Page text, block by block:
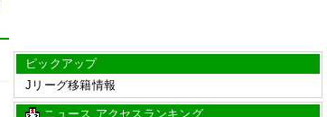
ピックアップ
Jリーグ移籍情報
ニュース アクセスランキング